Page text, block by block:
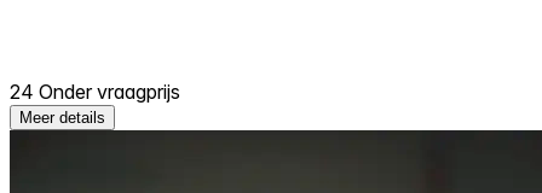
24 Onder vraagprijs
Meer details